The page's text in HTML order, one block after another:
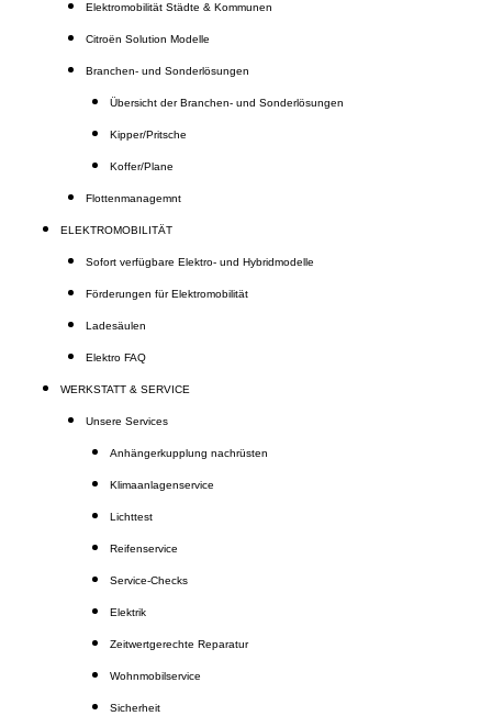
Elektromobilität Städte & Kommunen
Citroën Solution Modelle
Branchen- und Sonderlösungen
Übersicht der Branchen- und Sonderlösungen
Kipper/Pritsche
Koffer/Plane
Flottenmanagemnt
ELEKTROMOBILITÄT
Sofort verfügbare Elektro- und Hybridmodelle
Förderungen für Elektromobilität
Ladesäulen
Elektro FAQ
WERKSTATT & SERVICE
Unsere Services
Anhängerkupplung nachrüsten
Klimaanlagenservice
Lichttest
Reifenservice
Service-Checks
Elektrik
Zeitwertgerechte Reparatur
Wohnmobilservice
Sicherheit